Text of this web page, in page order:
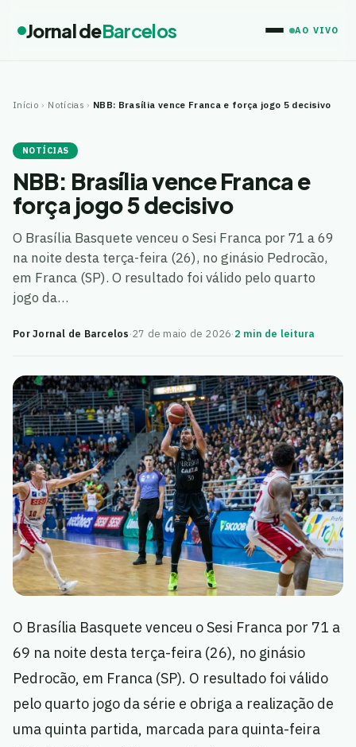
Jornal deBarcelos AO VIVO
Início › Notícias › NBB: Brasília vence Franca e força jogo 5 decisivo
NOTÍCIAS
NBB: Brasília vence Franca e
força jogo 5 decisivo
O Brasília Basquete venceu o Sesi Franca por 71 a 69
na noite desta terça-feira (26), no ginásio Pedrocão,
em Franca (SP). O resultado foi válido pelo quarto
jogo da…
Por Jornal de Barcelos·27 de maio de 2026·2 min de leitura
O Brasília Basquete venceu o Sesi Franca por 71 a
69 na noite desta terça-feira (26), no ginásio
Pedrocão, em Franca (SP). O resultado foi válido
pelo quarto jogo da série e obriga a realização de
uma quinta partida, marcada para quinta-feira